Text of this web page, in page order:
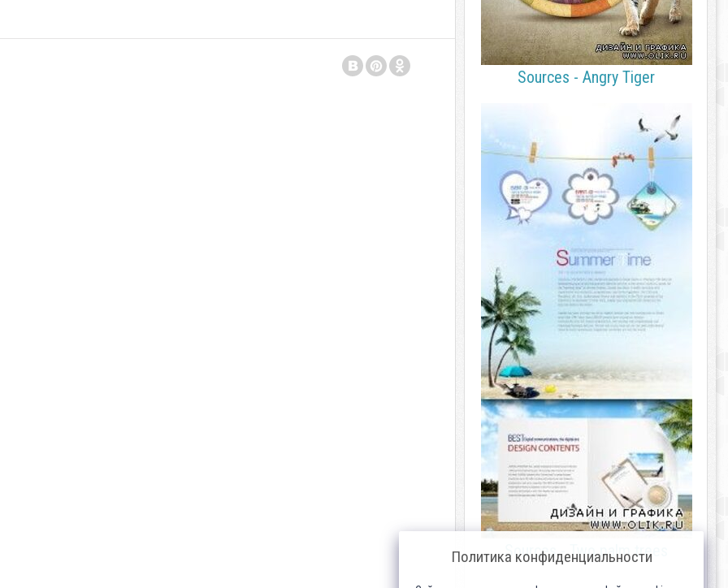
Sources - Angry Tiger
Sources - Two palm trees
Политика конфиденциальности